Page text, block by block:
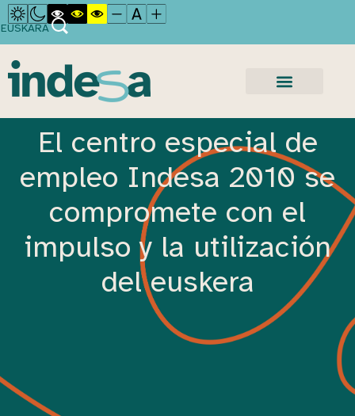
EUSKARA
El centro especial de
empleo Indesa 2010 se
compromete con el
impulso y la utilización
del euskera